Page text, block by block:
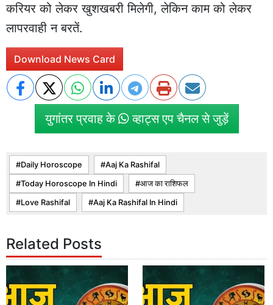
करियर को लेकर खुशखबरी मिलेगी, लेकिन काम को लेकर
लापरवाही न बरतें.
Download News Card
युगांतर प्रवाह के व्हाट्स एप चैनल से जुड़ें
Daily Horoscope Aaj Ka Rashifal
Today Horoscope In Hindi आज का राशिफल
Love Rashifal Aaj Ka Rashifal In Hindi
Related Posts